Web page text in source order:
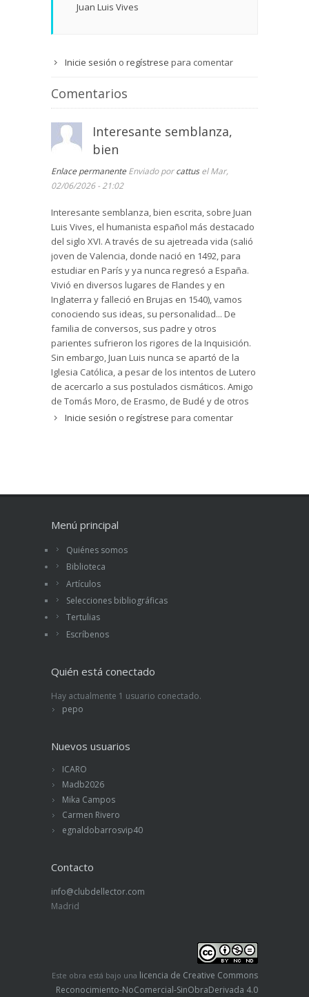
Juan Luis Vives
Inicie sesión o regístrese para comentar
Comentarios
Interesante semblanza,
bien
Enlace permanente Enviado porcattusel Mar,
02/06/2026 - 21:02
Interesante semblanza, bien escrita, sobre Juan
Luis Vives, el humanista español más destacado
del siglo XVI. A través de su ajetreada vida (salió
joven de Valencia, donde nació en 1492, para
estudiar en París y ya nunca regresó a España.
Vivió en diversos lugares de Flandes y en
Inglaterra y falleció en Brujas en 1540), vamos
conociendo sus ideas, su personalidad... De
familia de conversos, sus padre y otros
parientes sufrieron los rigores de la Inquisición.
Sin embargo, Juan Luis nunca se apartó de la
Iglesia Católica, a pesar de los intentos de Lutero
de acercarlo a sus postulados cismáticos. Amigo
de Tomás Moro, de Erasmo, de Budé y de otros
humanistas del norte de Europa, se relacionó
Inicie sesión o regístrese para comentar
Menú principal
Quiénes somos
Biblioteca
Artículos
Selecciones bibliográficas
Tertulias
Escríbenos
Quién está conectado
Hay actualmente 1 usuario conectado.
pepo
Nuevos usuarios
ICARO
Madb2026
Mika Campos
Carmen Rivero
egnaldobarrosvip40
Contacto
info@clubdellector.com
Madrid
Este obra está bajo una licencia de Creative Commons
Reconocimiento-NoComercial-SinObraDerivada 4.0